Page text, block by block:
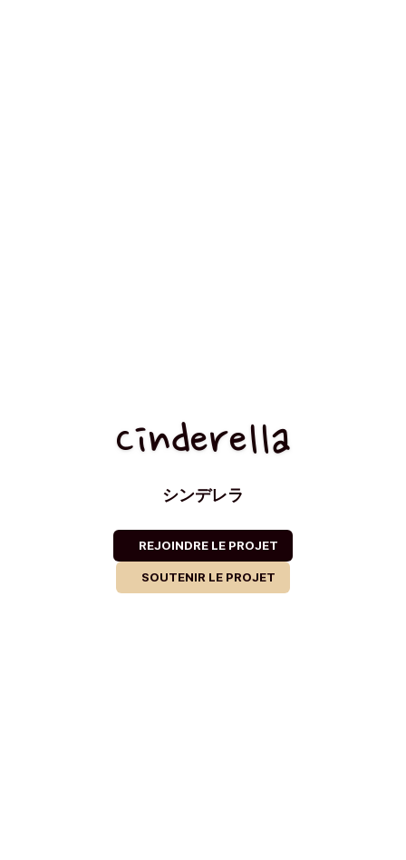
Cinderella
シンデレラ
REJOINDRE LE PROJET
SOUTENIR LE PROJET